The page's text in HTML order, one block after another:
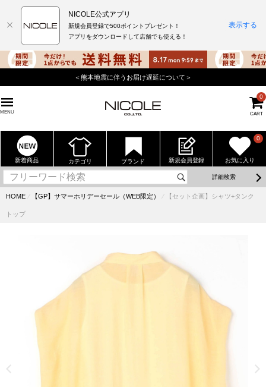
＜熊本地震に伴うお届け遅延について＞
MENU CART
0
新着商品 カテゴリ ブランド 新規会員登録 お気に入り
0
詳細検索
HOME ⁄ 【GP】サマーホリデーセール（WEB限定） ⁄ 【セット企画】シャツ+タンク
トップ
NICOLE公式アプリ
新規会員登録で500ポイントプレゼント！
アプリをダウンロードして店舗でも使える！
表示する